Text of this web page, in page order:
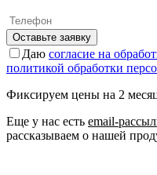
Оставьте заявку
Даю согласие на
политикой обработки
Фиксируем цены на 2
Еще у нас есть email-
рассказываем о нашей